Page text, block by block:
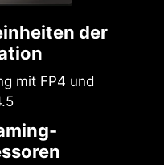
der
mit FP4 und